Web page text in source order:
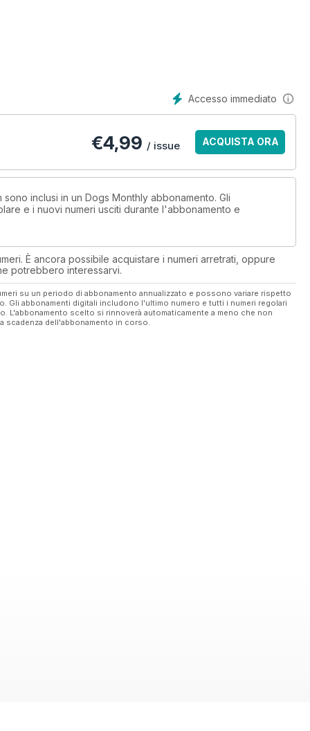
Accesso immediato
€4,99 / issue ACQUISTA ORA
inclusi in un Dogs Monthly abbonamento. Gli
e i nuovi numeri usciti durante l'abbonamento e
È ancora possibile acquistare i numeri arretrati, oppure
potrebbero interessarvi.
su un periodo di abbonamento annualizzato e possono variare rispetto
abbonamenti digitali includono l'ultimo numero e tutti i numeri regolari
L'abbonamento scelto si rinnoverà automaticamente a meno che non
scadenza dell'abbonamento in corso.